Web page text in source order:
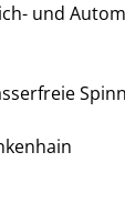
und